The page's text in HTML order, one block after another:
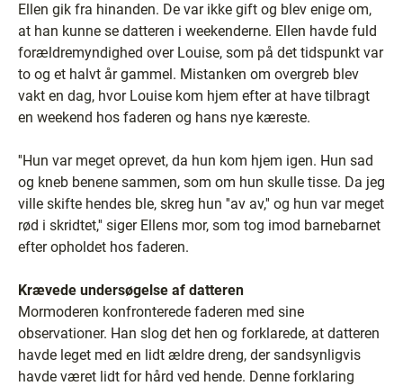
Ellen gik fra hinanden. De var ikke gift og blev enige om,
at han kunne se datteren i weekenderne. Ellen havde fuld
forældremyndighed over Louise, som på det tidspunkt var
to og et halvt år gammel. Mistanken om overgreb blev
vakt en dag, hvor Louise kom hjem efter at have tilbragt
en weekend hos faderen og hans nye kæreste.
''Hun var meget oprevet, da hun kom hjem igen. Hun sad
og kneb benene sammen, som om hun skulle tisse. Da jeg
ville skifte hendes ble, skreg hun ''av av,'' og hun var meget
rød i skridtet,'' siger Ellens mor, som tog imod barnebarnet
efter opholdet hos faderen.
Krævede undersøgelse af datteren
Mormoderen konfronterede faderen med sine
observationer. Han slog det hen og forklarede, at datteren
havde leget med en lidt ældre dreng, der sandsynligvis
havde været lidt for hård ved hende. Denne forklaring